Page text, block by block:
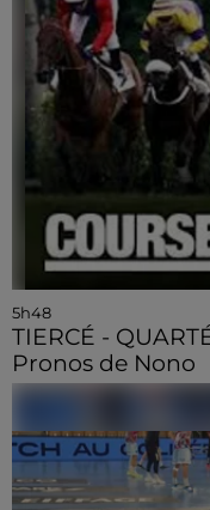
5h48
TIERCÉ -
Pronos de Nono